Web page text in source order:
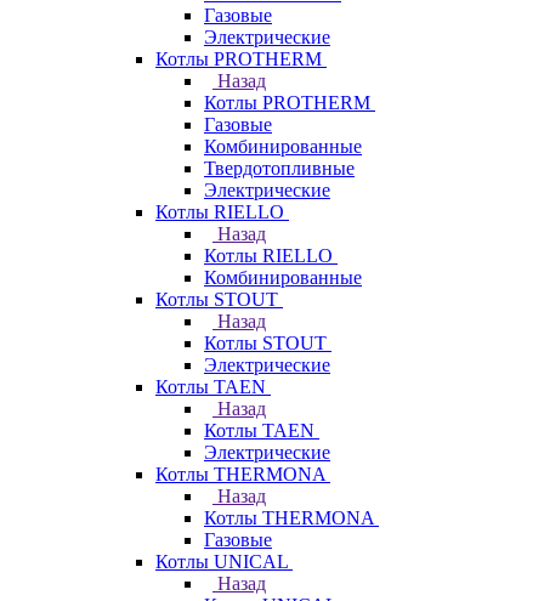
Газовые
Электрические
Котлы PROTHERM
Назад
Котлы PROTHERM
Газовые
Комбинированные
Твердотопливные
Электрические
Котлы RIELLO
Назад
Котлы RIELLO
Комбинированные
Котлы STOUT
Назад
Котлы STOUT
Электрические
Котлы TAEN
Назад
Котлы TAEN
Электрические
Котлы THERMONA
Назад
Котлы THERMONA
Газовые
Котлы UNICAL
Назад